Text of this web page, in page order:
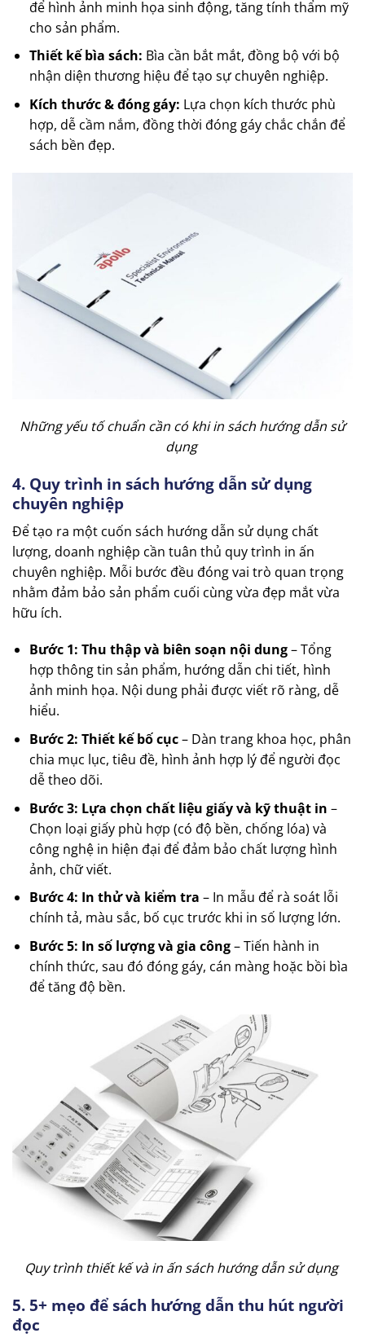
để hình ảnh minh họa sinh động, tăng tính thẩm mỹ
cho sản phẩm.
Thiết kế bìa sách: Bìa cần bắt mắt, đồng bộ với bộ
nhận diện thương hiệu để tạo sự chuyên nghiệp.
Kích thước & đóng gáy: Lựa chọn kích thước phù
hợp, dễ cầm nắm, đồng thời đóng gáy chắc chắn để
sách bền đẹp.
Những yếu tố chuẩn cần có khi in sách hướng dẫn sử
dụng
4. Quy trình in sách hướng dẫn sử dụng
chuyên nghiệp
Để tạo ra một cuốn sách hướng dẫn sử dụng chất
lượng, doanh nghiệp cần tuân thủ quy trình in ấn
chuyên nghiệp. Mỗi bước đều đóng vai trò quan trọng
nhằm đảm bảo sản phẩm cuối cùng vừa đẹp mắt vừa
hữu ích.
Bước 1: Thu thập và biên soạn nội dung– Tổng
hợp thông tin sản phẩm, hướng dẫn chi tiết, hình
ảnh minh họa. Nội dung phải được viết rõ ràng, dễ
hiểu.
Bước 2: Thiết kế bố cục– Dàn trang khoa học, phân
chia mục lục, tiêu đề, hình ảnh hợp lý để người đọc
dễ theo dõi.
Bước 3: Lựa chọn chất liệu giấy và kỹ thuật in –
Chọn loại giấy phù hợp (có độ bền, chống lóa) và
công nghệ in hiện đại để đảm bảo chất lượng hình
ảnh, chữ viết.
Bước 4: In thử và kiểm tra – In mẫu để rà soát lỗi
chính tả, màu sắc, bố cục trước khi in số lượng lớn.
Bước 5: In số lượng và gia công– Tiến hành in
chính thức, sau đó đóng gáy, cán màng hoặc bồi bìa
để tăng độ bền.
Quy trình thiết kế và in ấn sách hướng dẫn sử dụng
5. 5+ mẹo để sách hướng dẫn thu hút người
đọc